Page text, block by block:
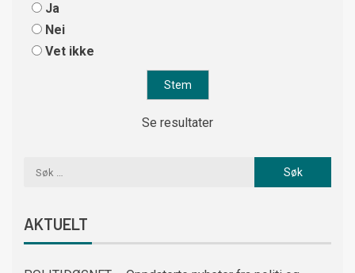
Ja
Nei
Vet ikke
Se resultater
AKTUELT